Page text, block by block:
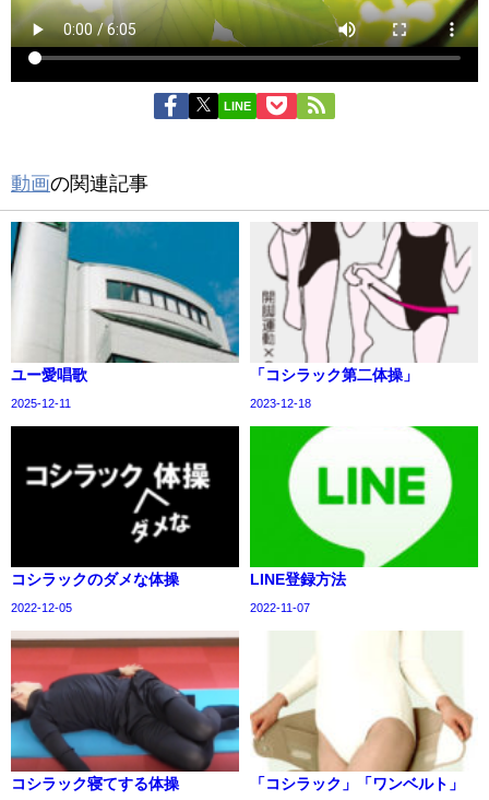
LINE
動画の関連記事
ユー愛唱歌
2025-12-11
「コシラック第二体操」
2023-12-18
コシラックのダメな体操
2022-12-05
LINE登録方法
2022-11-07
コシラック寝てする体操
「コシラック」「ワンベルト」